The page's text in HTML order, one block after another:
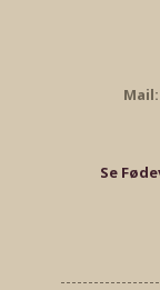
Mail:
Se